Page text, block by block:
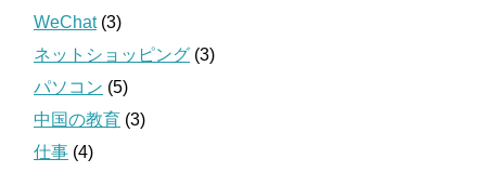
WeChat(3)
ネットショッピング (3)
パソコン (5)
中国の教育 (3)
仕事 (4)